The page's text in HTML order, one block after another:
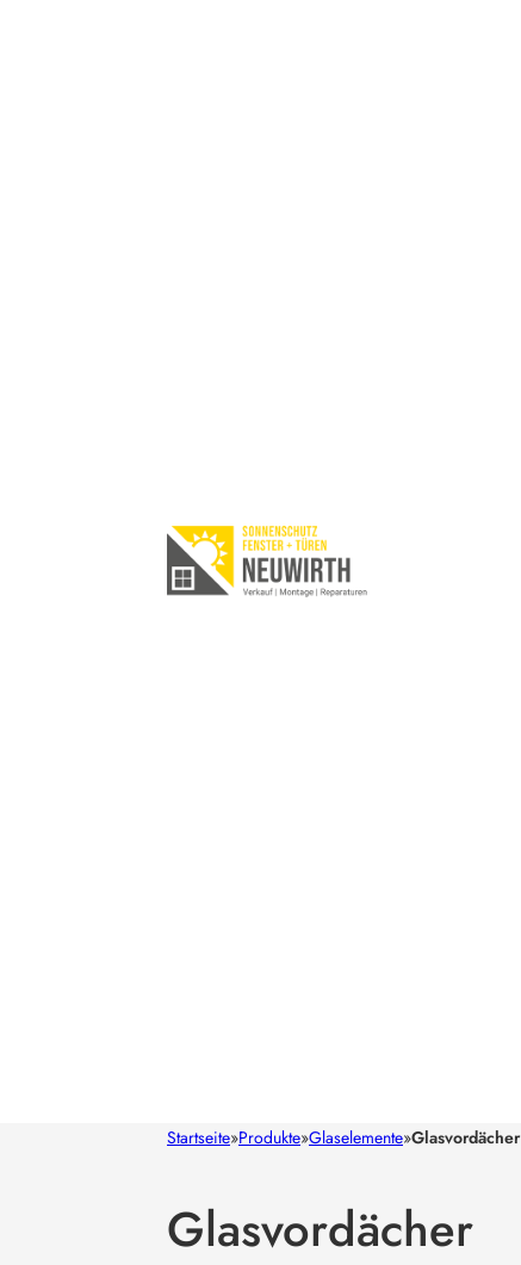
Startseite»Produkte»Glaselemente»Glasvordächer
Glasvordächer